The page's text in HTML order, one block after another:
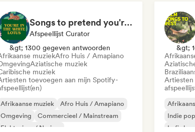
Songs to pretend you're in The White Lotus
Afspeellijst Curator
&gt; 1300 gegeven antwoorden
muziekAfro Huis / Amapiano
Aziatische muziek
muziek
toevoegen aan mijn Spotify-
Afrikaanse muziek
Afro Huis / Amapiano
Omgeving
Commercieel / Mainstream
Elektrojazz / Nu-jazz
&gt;
Artiesten
Indie pop
Lofi